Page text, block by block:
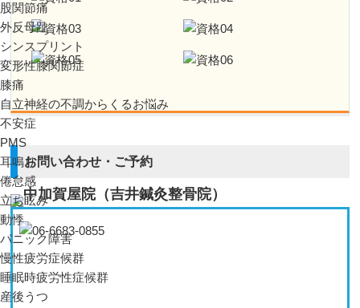
股関節痛
外反母趾
シンスプリント
変形性膝関節症
膝痛
自立神経の不調からくるお悩み
不安症
PMS
耳鳴り
倦怠感
立ち眩み
動悸
パニック障害
慢性疲労症候群
睡眠時疲労性症候群
産後うつ
お問い合わせ・ご予約